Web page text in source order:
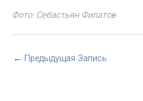
Фото: Себастьян Филатов
← Предыдущая Запись